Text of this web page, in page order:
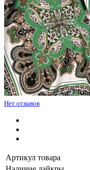
Нет отзывов
Артикул товара